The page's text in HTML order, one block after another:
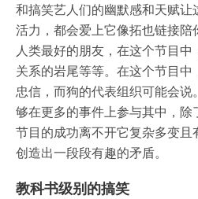
和搞笑艺人们的幽默感和天赋
活力，都会爱上它像拓也链接
人类最好的朋友，在这个节目
关系的岩尾等等。在这个节目
忠信，而狗的代表组织可能会
够在更多的事件上参与其中，
节目的成功离不开它复杂多变
创造出一段段有趣的矛盾。
教科书级别的搞笑